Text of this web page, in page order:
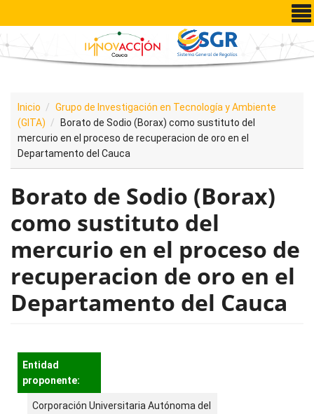
Pasar al contenido principal
Inicio
Grupo de Investigación en Tecnología y Ambiente
(GITA)
Borato de Sodio (Borax) como sustituto del
mercurio en el proceso de recuperacion de oro en el
Departamento del Cauca
Borato de Sodio (Borax)
como sustituto del
mercurio en el proceso de
recuperacion de oro en el
Departamento del Cauca
Entidad
proponente:
Corporación Universitaria Autónoma del